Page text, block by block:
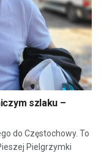
szlaku –
do Częstochowy. To
Pielgrzymki